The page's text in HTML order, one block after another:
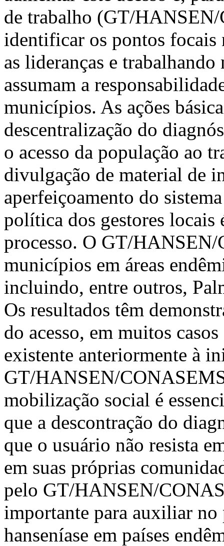
de trabalho (GT/
identificar os pontos
as lideranças e
assumam a
municípios. As ações
descentralização do
o acesso da população ao
divulgação de material de
aperfeiçoamento do
política dos gestores locais
processo. O GT/
municípios em áreas
incluindo, entre outros,
Os resultados têm
do acesso, em muitos
existente anteriormente à
GT/HANSEN/
mobilização social é
que a descontração do
que o usuário não resista
em suas próprias
pelo GT/HANSEN/
importante para auxiliar no
hanseníase em países